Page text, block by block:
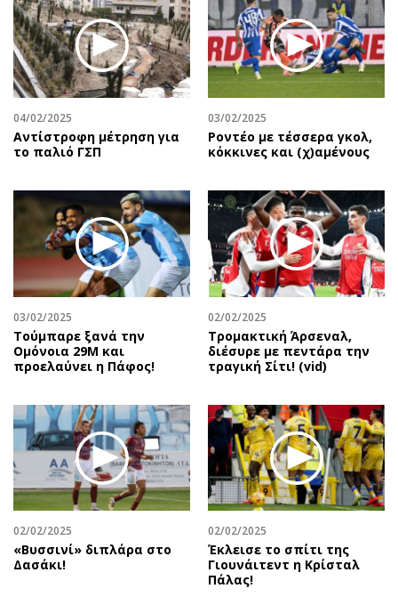
04/02/2025
Αντίστροφη μέτρηση για
το παλιό ΓΣΠ
03/02/2025
Ροντέο με τέσσερα γκολ,
κόκκινες και (χ)αμένους
03/02/2025
Τούμπαρε ξανά την
Ομόνοια 29Μ και
προελαύνει η Πάφος!
02/02/2025
Τρομακτική Άρσεναλ,
διέσυρε με πεντάρα την
τραγική Σίτι! (vid)
02/02/2025
«Βυσσινί» διπλάρα στο
Δασάκι!
02/02/2025
Έκλεισε το σπίτι της
Γιουνάιτεντ η Κρίσταλ
Πάλας!